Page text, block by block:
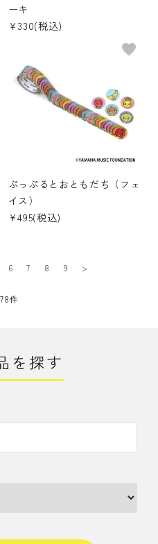
ーキ
¥330(税込)
ぷっぷるとおともだち（フェ
イス）
¥495(税込)
favorite
6 7 8 9 >
件
を探す